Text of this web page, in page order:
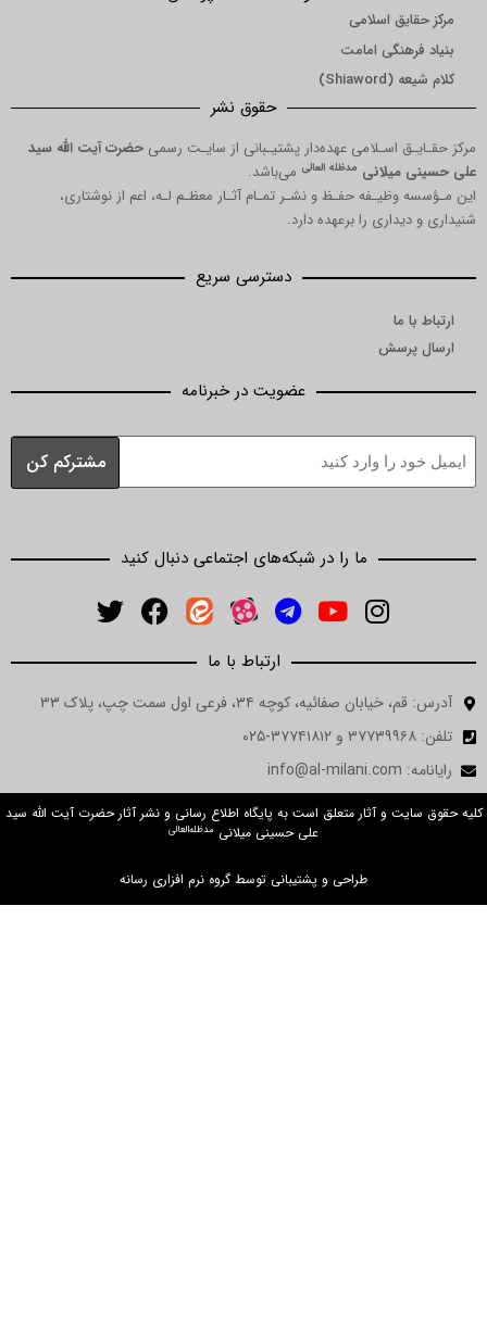
اسلامی
امامت
حقوق نشر
اسـلامی عهده‌دار پشتیـبانی از سایـت رسمی حضرت آیت الله سید
مدظله العالیمی‌باشد.
حفـظ و نشـر تمـام آثـار معظـم لـه، اعم از نوشتاری،
را برعهده دارد.
دسترسی سریع
عضویت در خبرنامه
ما را در شبکه‌های اجتماعی دنبال کنید
ارتباط با ما
صفائیه، کوچه ۳۴، فرعی اول سمت چپ، پلاک ۳۳
و آثار متعلق است به پایگاه اطلاع رسانی و نشر آثار حضرت آیت الله سید
علی حسینی میلانی مدظله‌العالی
طراحی و پشتیبانی توسط گروه نرم افزاری رسانه